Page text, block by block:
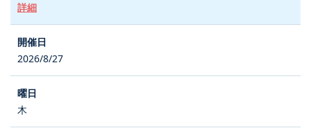
詳細
2026/8/27
木